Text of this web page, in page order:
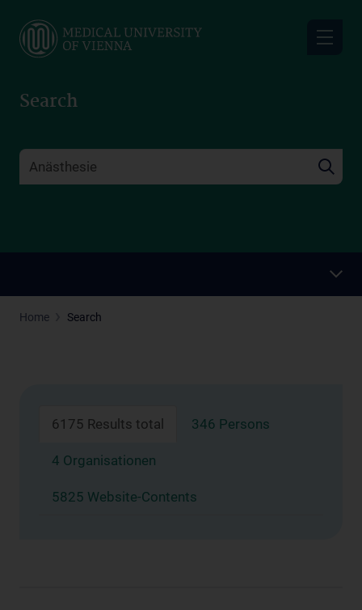
main
Search
Home Search
6175 Results total 346 Persons
4 Organisationen
5825 Website-Contents